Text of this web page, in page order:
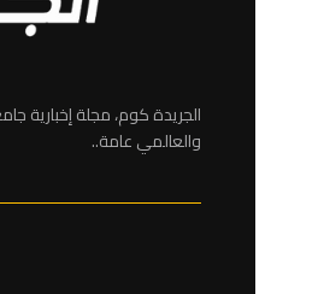
الجريدة كوم، مجلة إخبارية
والعالمي عامة..